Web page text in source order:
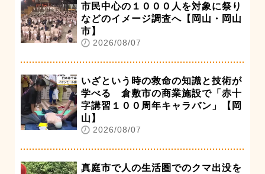
市民中心の１０００人を対象に祭り
などのイメージ調査へ【岡山・岡山
市】
2026/08/07
いざという時の救命の知識と技術が
学べる 倉敷市の商業施設で「赤十
字講習１００周年キャラバン」【岡
山】
2026/08/07
真庭市で人の生活圏でのクマ出没を